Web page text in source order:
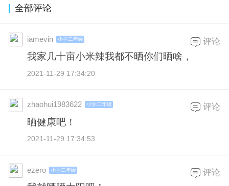
全部评论
iamevin 小学二年级
我家几十亩小米辣我都不晒你们晒啥，
2021-11-29 17:34:20
评论
zhaohui1983622 小学二年级
晒健康吧！
2021-11-29 17:34:53
评论
ezero 小学二年级 评论